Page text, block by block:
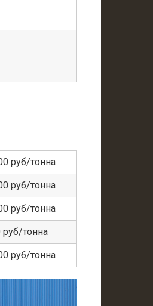
руб/тонна
руб/тонна
руб/тонна
руб/тонна
руб/тонна